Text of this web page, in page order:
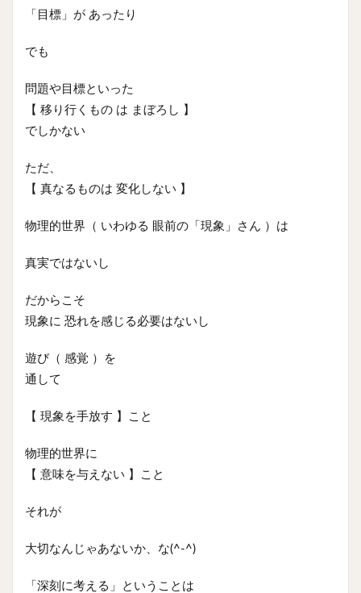
「目標」が あったり
でも
問題や目標といった
【 移り行くもの は まぼろし 】
でしかない
ただ、
【 真なるものは 変化しない 】
物理的世界（ いわゆる 眼前の「現象」さん ）は
真実ではないし
だからこそ
現象に 恐れを感じる必要はないし
遊び（ 感覚 ）を
通して
【 現象を手放す 】こと
物理的世界に
【 意味を与えない 】こと
それが
大切なんじゃあないか、な(^-^)
「深刻に考える」ということは